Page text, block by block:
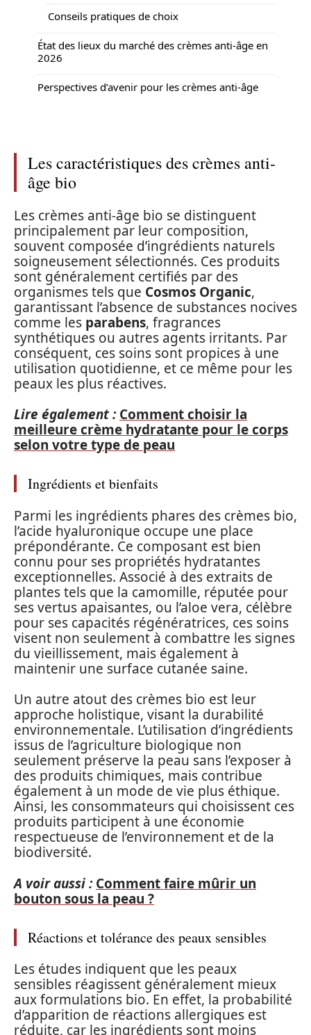
Conseils pratiques de choix
État des lieux du marché des crèmes anti-âge en
2026
Perspectives d’avenir pour les crèmes anti-âge
Les caractéristiques des crèmes anti-
âge bio
Les crèmes anti-âge bio se distinguent
principalement par leur composition,
souvent composée d’ingrédients naturels
soigneusement sélectionnés. Ces produits
sont généralement certifiés par des
organismes tels que Cosmos Organic,
garantissant l’absence de substances nocives
comme les parabens, fragrances
synthétiques ou autres agents irritants. Par
conséquent, ces soins sont propices à une
utilisation quotidienne, et ce même pour les
peaux les plus réactives.
Lire également : Comment choisir la
meilleure crème hydratante pour le corps
selon votre type de peau
Ingrédients et bienfaits
Parmi les ingrédients phares des crèmes bio,
l’acide hyaluronique occupe une place
prépondérante. Ce composant est bien
connu pour ses propriétés hydratantes
exceptionnelles. Associé à des extraits de
plantes tels que la camomille, réputée pour
ses vertus apaisantes, ou l’aloe vera, célèbre
pour ses capacités régénératrices, ces soins
visent non seulement à combattre les signes
du vieillissement, mais également à
maintenir une surface cutanée saine.
Un autre atout des crèmes bio est leur
approche holistique, visant la durabilité
environnementale. L’utilisation d’ingrédients
issus de l’agriculture biologique non
seulement préserve la peau sans l’exposer à
des produits chimiques, mais contribue
également à un mode de vie plus éthique.
Ainsi, les consommateurs qui choisissent ces
produits participent à une économie
respectueuse de l’environnement et de la
biodiversité.
A voir aussi : Comment faire mûrir un
bouton sous la peau ?
Réactions et tolérance des peaux sensibles
Les études indiquent que les peaux
sensibles réagissent généralement mieux
aux formulations bio. En effet, la probabilité
d’apparition de réactions allergiques est
réduite, car les ingrédients sont moins